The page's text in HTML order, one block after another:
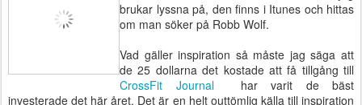
brukar lyssna på, den finns i Itunes och hittas
om man söker på Robb Wolf.
Vad gäller inspiration så måste jag säga att
de 25 dollarna det kostade att få tillgång till
CrossFit Journal
har varit de bäst
investerade det här året. Det är en helt outtömlig källa till inspiration